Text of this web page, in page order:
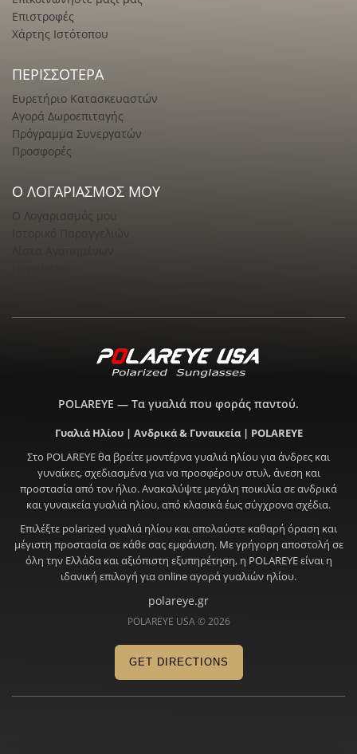
Επιστροφές
Χάρτης Ιστότοπου
ΠΕΡΙΣΣΌΤΕΡΑ
Ευρετήριο Κατασκευαστών
Αγορά Δωροεπιταγής
Πρόγραμμα Συνεργατών
Προσφορές
Ο ΛΟΓΑΡΙΑΣΜΌΣ ΜΟΥ
Ο Λογαριασμός μου
POLAREYE — Τα γυαλιά που φοράς παντού.
Γυαλιά Ηλίου | Ανδρικά & Γυναικεία | POLAREYE
Στο POLAREYE θα βρείτε μοντέρνα γυαλιά ηλίου για άνδρες και
γυναίκες, σχεδιασμένα για να προσφέρουν στυλ, άνεση και
προστασία από τον ήλιο. Ανακαλύψτε μεγάλη ποικιλία σε ανδρικά
και γυναικεία γυαλιά ηλίου, από κλασικά έως σύγχρονα σχέδια.
Επιλέξτε polarized γυαλιά ηλίου και απολαύστε καθαρή όραση και
μέγιστη προστασία σε κάθε σας εμφάνιση. Με γρήγορη αποστολή σε
όλη την Ελλάδα και αξιόπιστη εξυπηρέτηση, η POLAREYE είναι η
ιδανική επιλογή για online αγορά γυαλιών ηλίου.
polareye.gr
POLAREYE USA © 2026
GET DIRECTIONS